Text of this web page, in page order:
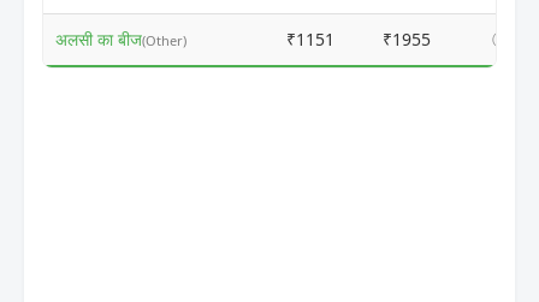
अलसी का बीज(Other) ₹1151 ₹1955 ⓘ